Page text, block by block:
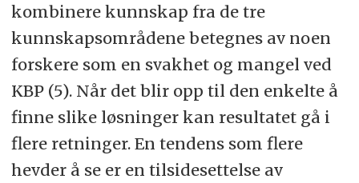
kombinere kunnskap fra de tre
kunnskapsområdene betegnes av noen
forskere som en svakhet og mangel ved
KBP (5). Når det blir opp til den enkelte å
finne slike løsninger kan resultatet gå i
flere retninger. En tendens som flere
hevder å se er en tilsidesettelse av